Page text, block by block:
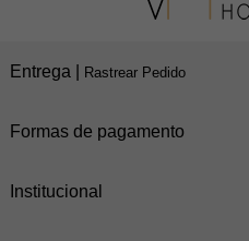
Entrega | Rastrear Pedido
Formas de pagamento
Institucional